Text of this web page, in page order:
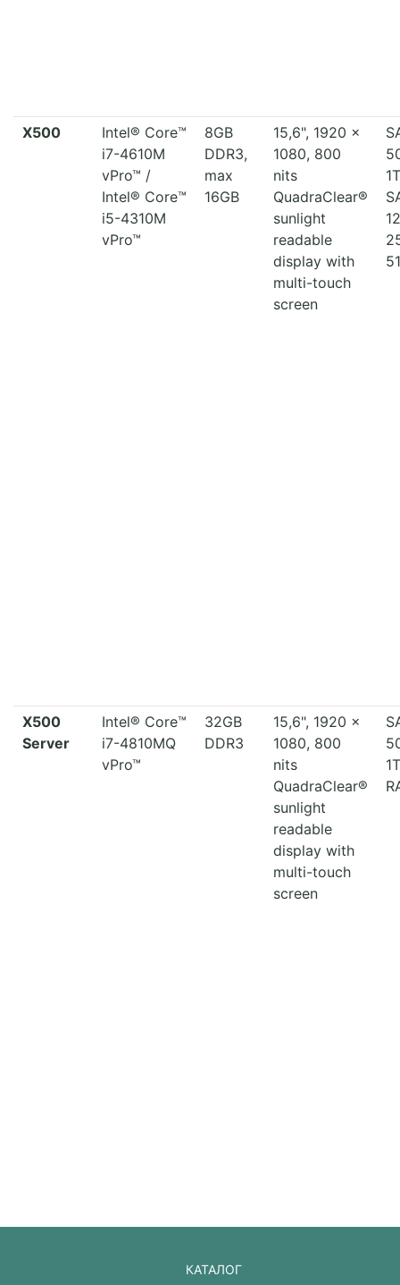
X500
Intel® Core™
i7-4610M
vPro™ /
Intel® Core™
i5-4310M
vPro™
8GB
DDR3,
max
16GB
15,6", 1920 x
1080, 800
nits
QuadraClear®
sunlight
readable
display with
multi-touch
screen
X500
Server
Intel® Core™
i7-4810MQ
vPro™
32GB
DDR3
15,6", 1920 x
1080, 800
nits
QuadraClear®
sunlight
readable
display with
multi-touch
screen
КАТАЛОГ